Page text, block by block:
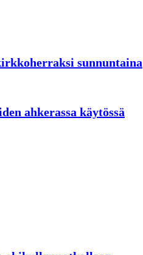
sunnuntaina
ahkerassa käytössä